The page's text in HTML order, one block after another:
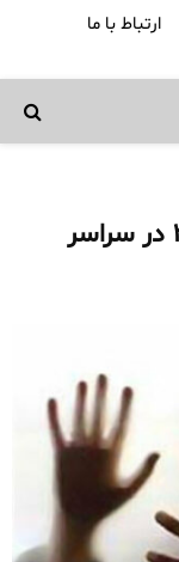
ارتباط با ما
قتل عمد ٨٩ هزار زن در سال ۲۰۲۲ در سراسر